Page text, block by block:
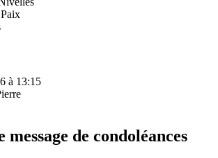
à 13:15
message de condoléances